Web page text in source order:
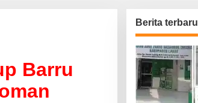
Barru
Berita terbaru